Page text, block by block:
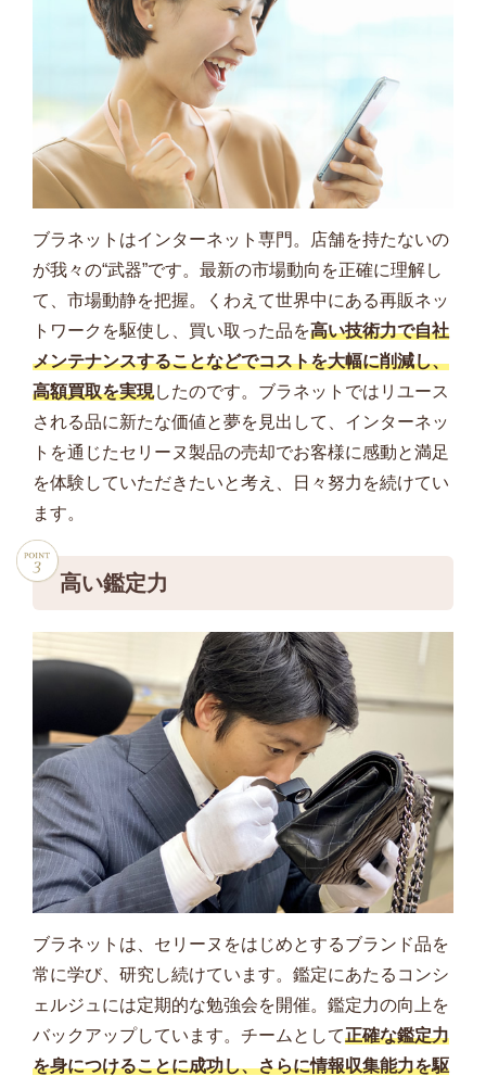
ブラネットはインターネット専門。店舗を持たないの
が我々の“武器”です。最新の市場動向を正確に理解し
て、市場動静を把握。くわえて世界中にある再販ネッ
トワークを駆使し、買い取った品を高い技術力で自社
メンテナンスすることなどでコストを大幅に削減し、
高額買取を実現したのです。ブラネットではリユース
される品に新たな価値と夢を見出して、インターネッ
トを通じたセリーヌ製品の売却でお客様に感動と満足
を体験していただきたいと考え、日々努力を続けてい
ます。
高い鑑定力
ブラネットは、セリーヌをはじめとするブランド品を
常に学び、研究し続けています。鑑定にあたるコンシ
ェルジュには定期的な勉強会を開催。鑑定力の向上を
バックアップしています。チームとして正確な鑑定力
を身につけることに成功し、さらに情報収集能力を駆